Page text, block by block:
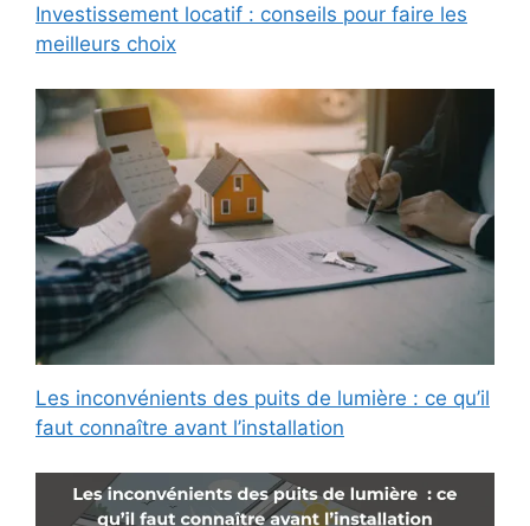
Investissement locatif : conseils pour faire les
meilleurs choix
Les inconvénients des puits de lumière : ce qu’il
faut connaître avant l’installation